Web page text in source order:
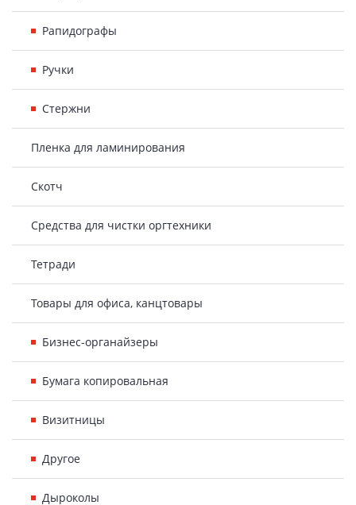
Рапидографы
Ручки
Стержни
Пленка для ламинирования
Скотч
Средства для чистки оргтехники
Тетради
Товары для офиса, канцтовары
Бизнес-органайзеры
Бумага копировальная
Визитницы
Другое
Дыроколы